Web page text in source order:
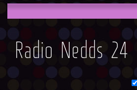
Radio Nedds 24